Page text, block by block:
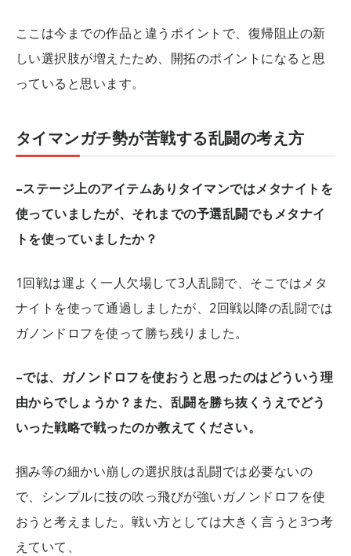
ここは今までの作品と違うポイントで、復帰阻止の新
しい選択肢が増えたため、開拓のポイントになると思
っていると思います。
タイマンガチ勢が苦戦する乱闘の考え方
–ステージ上のアイテムありタイマンではメタナイトを
使っていましたが、それまでの予選乱闘でもメタナイ
トを使っていましたか？
1回戦は運よく一人欠場して3人乱闘で、そこではメタ
ナイトを使って通過しましたが、2回戦以降の乱闘では
ガノンドロフを使って勝ち残りました。
–では、ガノンドロフを使おうと思ったのはどういう理
由からでしょうか？また、乱闘を勝ち抜くうえでどう
いった戦略で戦ったのか教えてください。
掴み等の細かい崩しの選択肢は乱闘では必要ないの
で、シンプルに技の吹っ飛びが強いガノンドロフを使
おうと考えました。戦い方としては大きく言うと3つ考
えていて、